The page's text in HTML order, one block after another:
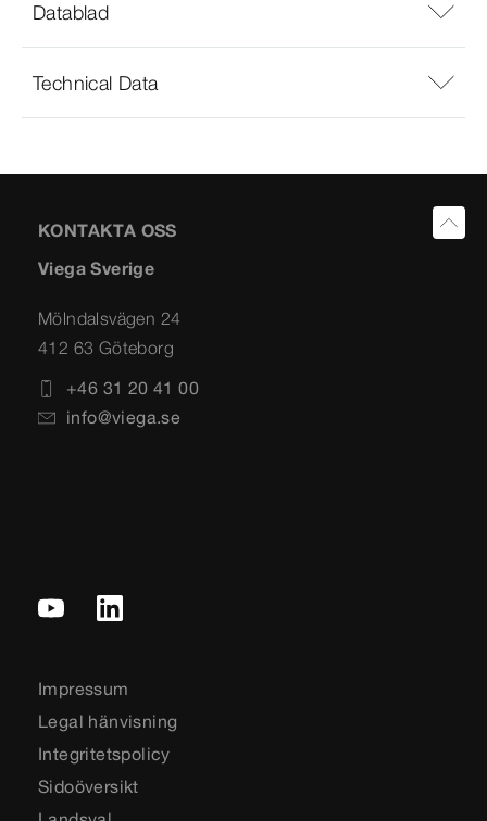
Datablad
Technical Data
KONTAKTA OSS
Viega Sverige
Mölndalsvägen 24
412 63 Göteborg
+46 31 20 41 00
info@viega.se
Impressum
Legal hänvisning
Integritetspolicy
Sidoöversikt